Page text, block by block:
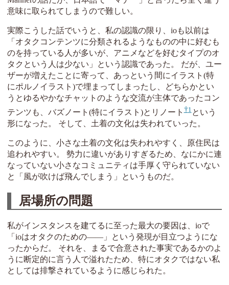
意味に取られてしまうので難しい。
実際こうした話でいうと、私の認識の限り、ioも以前は
「オタクコンテンツに分類されるようなものの中に好むも
のを持っている人が多いが、アニメなどを好むタイプのオ
タクという人は少ない」という認識であった。 だが、ユー
ザーが増えたことに寄って、あっという間にイラスト(特
にポルノイラスト)で埋まってしまったし、どちらかとい
うとゆるやかなチャットのような交流が主体であったコン
テンツも、バズノート(特にイラスト)とリノート 1という
形になった。 そして、土着の文化は失われていった。
このように、小さな土着の文化は失われやすく、原住民は
追われやすい。 勢力に違いがありすぎるため、なにかに連
なっていない小さなコミュニティは手厚く守られていない
と「風が吹けば飛んでしまう」というものだ。
居場所の問題
私がインスタンスを建てるに至った最大の要因は、ioで
「ioはオタクのための――」という発現が目立つようにな
ったからだ。 それを、まるで合意された事実であるかのよ
うに断定的に言う人で溢れたため、特にオタクではない私
としては排撃されているように感じられた。